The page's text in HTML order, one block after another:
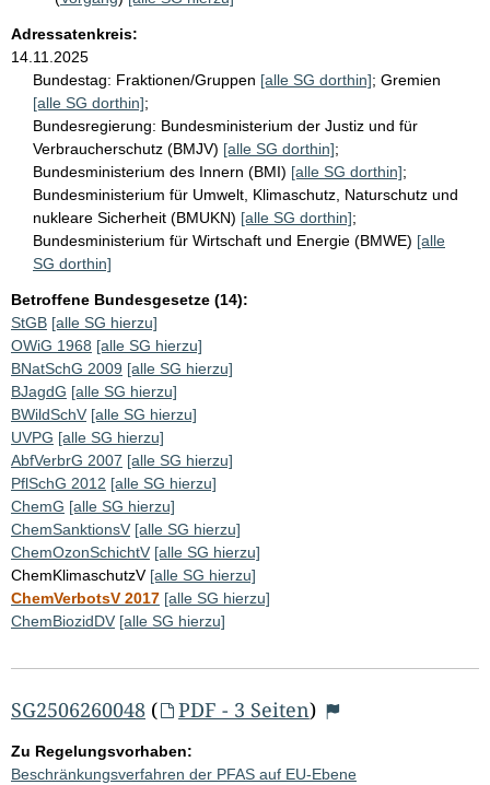
Adressatenkreis:
14.11.2025
Bundestag: Fraktionen/Gruppen [alle SG dorthin]; Gremien
[alle SG dorthin];
Bundesregierung: Bundesministerium der Justiz und für
Verbraucherschutz (BMJV) [alle SG dorthin];
Bundesministerium des Innern (BMI) [alle SG dorthin];
Bundesministerium für Umwelt, Klimaschutz, Naturschutz und
nukleare Sicherheit (BMUKN) [alle SG dorthin];
Bundesministerium für Wirtschaft und Energie (BMWE) [alle
SG dorthin]
Betroffene Bundesgesetze (14):
StGB [alle SG hierzu]
OWiG 1968 [alle SG hierzu]
BNatSchG 2009 [alle SG hierzu]
BJagdG [alle SG hierzu]
BWildSchV [alle SG hierzu]
UVPG [alle SG hierzu]
AbfVerbrG 2007 [alle SG hierzu]
PflSchG 2012 [alle SG hierzu]
ChemG [alle SG hierzu]
ChemSanktionsV [alle SG hierzu]
ChemOzonSchichtV [alle SG hierzu]
ChemKlimaschutzV [alle SG hierzu]
ChemVerbotsV 2017 [alle SG hierzu]
ChemBiozidDV [alle SG hierzu]
SG2506260048 ( PDF - 3 Seiten)
Zu Regelungsvorhaben:
Beschränkungsverfahren der PFAS auf EU-Ebene